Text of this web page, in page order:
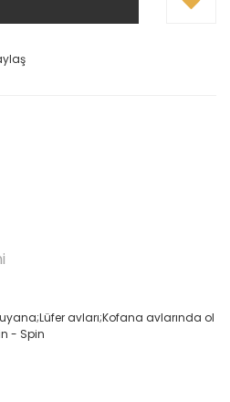
avları;Kofana avlarında ol
- Spin